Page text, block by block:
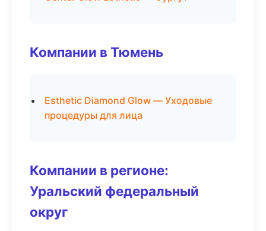
Компании в Тюмень
Esthetic Diamond Glow — Уходовые
процедуры для лица
Компании в регионе:
Уральский федеральный
округ